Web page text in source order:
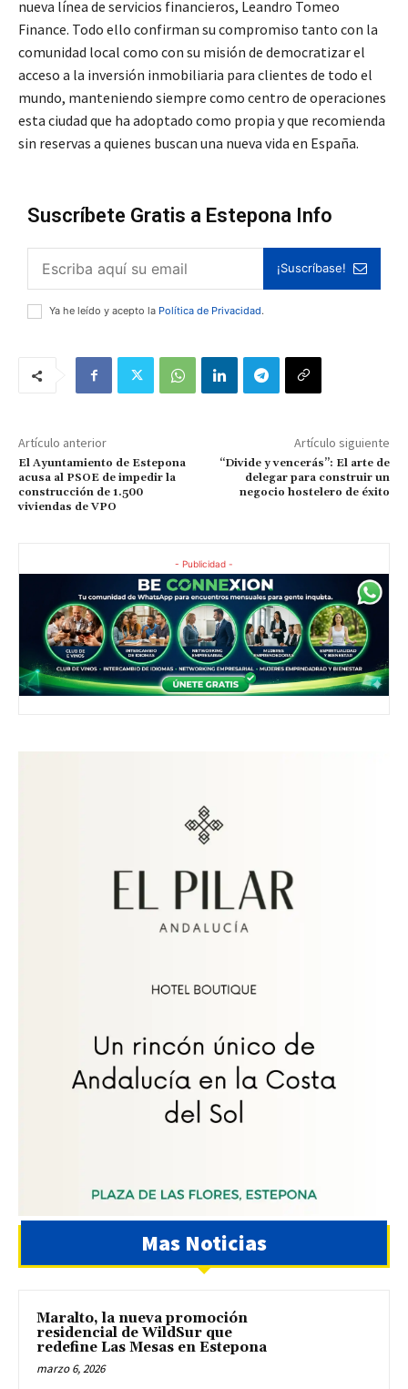
nueva línea de servicios financieros, Leandro Tomeo
Finance. Todo ello confirman su compromiso tanto con la
comunidad local como con su misión de democratizar el
acceso a la inversión inmobiliaria para clientes de todo el
mundo, manteniendo siempre como centro de operaciones
esta ciudad que ha adoptado como propia y que recomienda
sin reservas a quienes buscan una nueva vida en España.
Suscríbete Gratis a Estepona Info
¡Suscríbase!
Ya he leído y acepto la Política de Privacidad.
Artículo anterior
El Ayuntamiento de Estepona
acusa al PSOE de impedir la
construcción de 1.500
viviendas de VPO
Artículo siguiente
“Divide y vencerás”: El arte de
delegar para construir un
negocio hostelero de éxito
- Publicidad -
Mas Noticias
Maralto, la nueva promoción
residencial de WildSur que
redefine Las Mesas en Estepona
marzo 6, 2026